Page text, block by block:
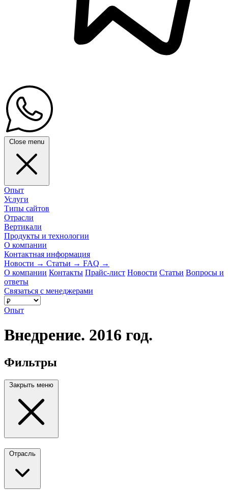
Close menu
Опыт
Услуги
Типы сайтов
Отрасли
Вертикали
Продукты и технологии
О компании
Контактная информация
Новости → Статьи → FAQ →
О компании Контакты Прайс-лист Новости Статьи Вопросы и
ответы
Связаться с менеджерами
Опыт
Внедрение. 2016 год.
Фильтры
Закрыть меню
Отрасль